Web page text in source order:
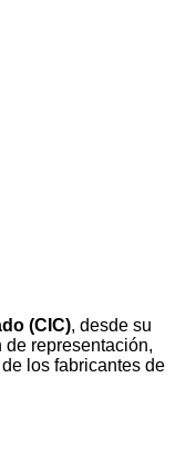
(CIC), desde su
representación,
los fabricantes de